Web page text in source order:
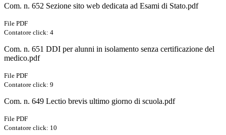
Com. n. 652 Sezione sito web dedicata ad Esami di Stato.pdf
File PDF
Contatore click: 4
Com. n. 651 DDI per alunni in isolamento senza certificazione del
medico.pdf
File PDF
Contatore click: 9
Com. n. 649 Lectio brevis ultimo giorno di scuola.pdf
File PDF
Contatore click: 10